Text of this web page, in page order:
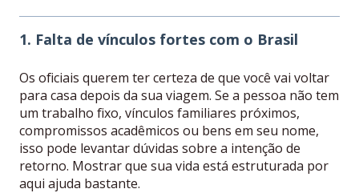
1. Falta de vínculos fortes com o Brasil
Os oficiais querem ter certeza de que você vai voltar
para casa depois da sua viagem. Se a pessoa não tem
um trabalho fixo, vínculos familiares próximos,
compromissos acadêmicos ou bens em seu nome,
isso pode levantar dúvidas sobre a intenção de
retorno. Mostrar que sua vida está estruturada por
aqui ajuda bastante.